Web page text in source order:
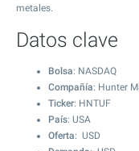
metales.
Datos clave
Bolsa: NASDAQ
Compañía: Hunter
Ticker: HNTUF
País: USA
Oferta: USD